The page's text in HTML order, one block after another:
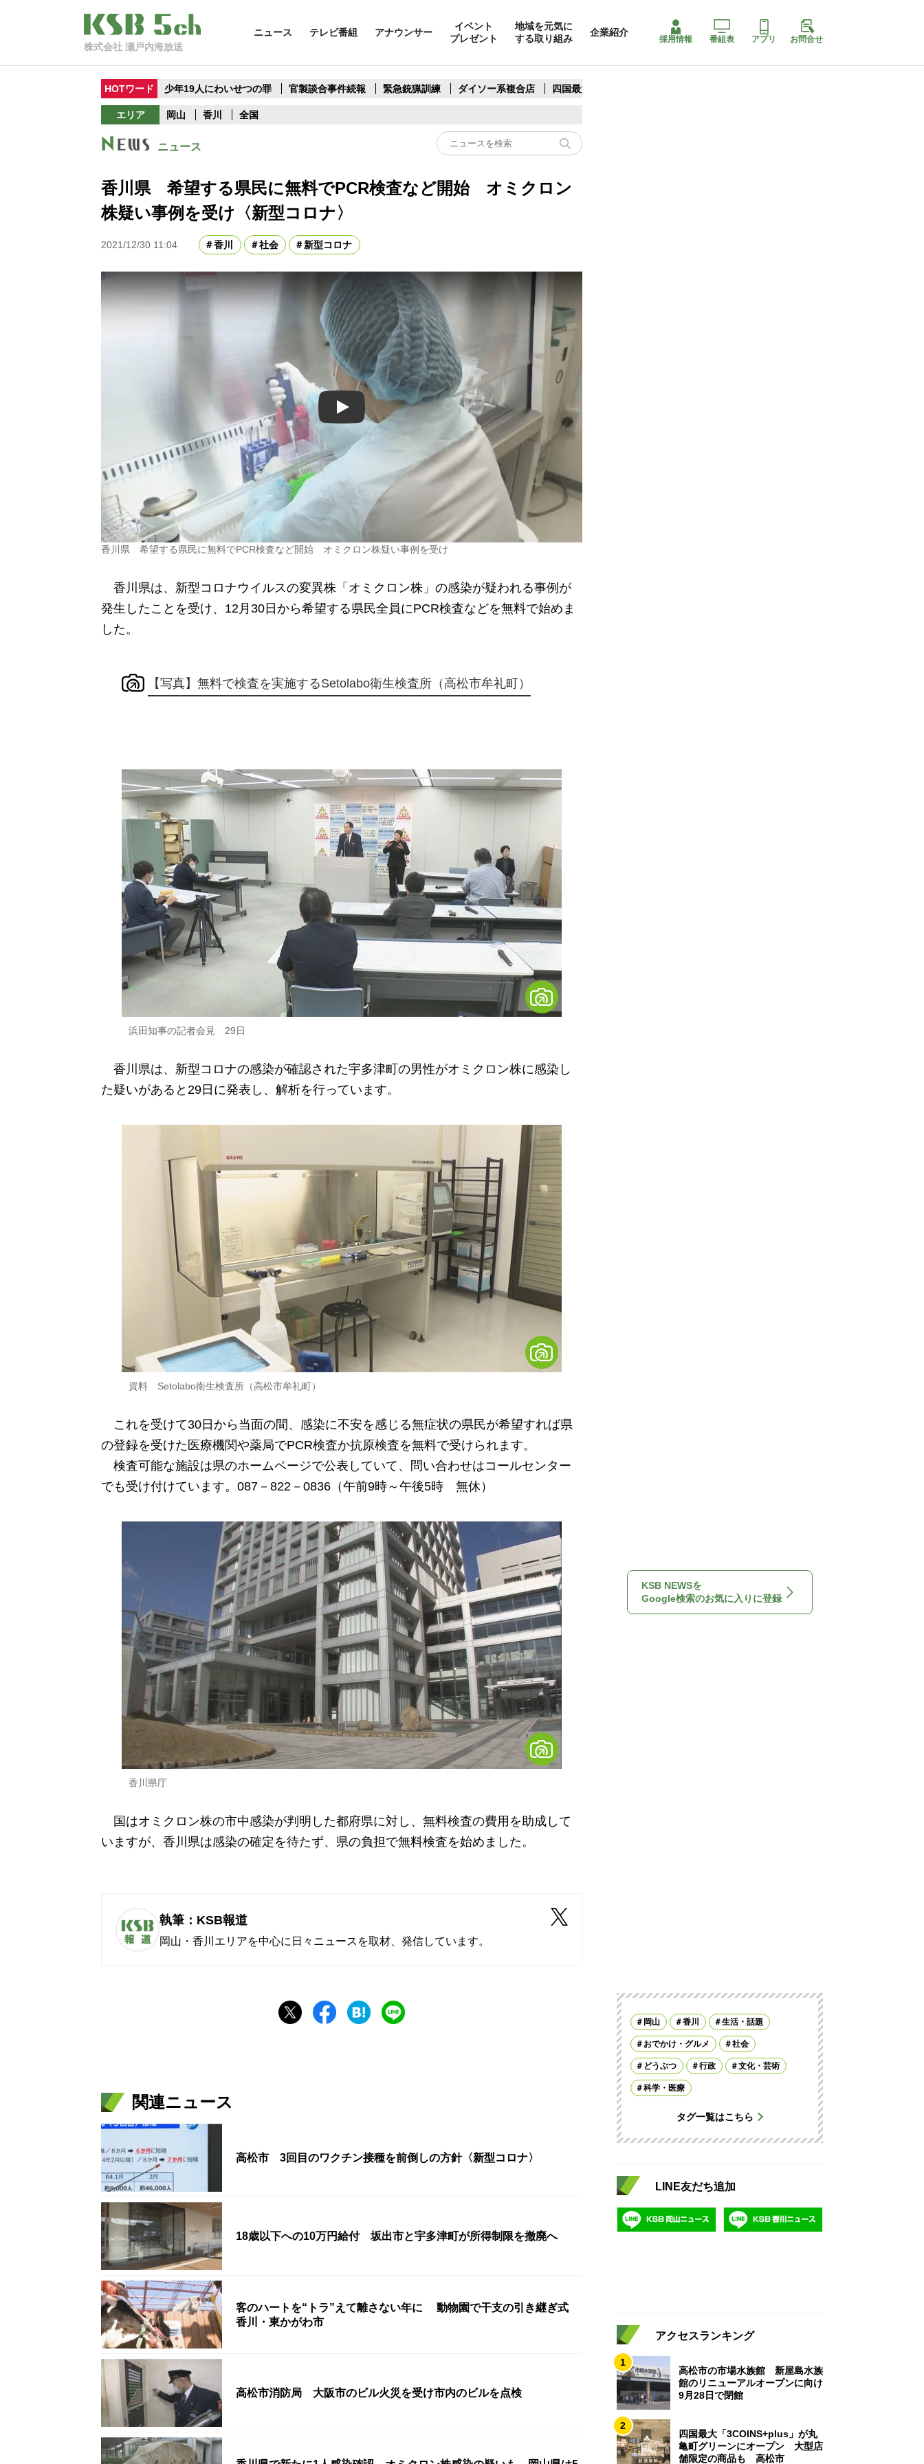
株式会社 瀬戸内海放送
ニュース テレビ番組 アナウンサー
イベント
プレゼント
地域を元気に
する取り組み
企業紹介
採用情報 番組表 アプリ お問合せ
HOTワード 少年19人にわいせつの罪 官製談合事件続報 緊急銃猟訓練 ダイソー系複合店 四国最大スリコ
エリア 岡山 香川 全国
ニュース
香川県 希望する県民に無料でPCR検査など開始 オミクロン
株疑い事例を受け〈新型コロナ〉
2021/12/30 11:04 香川 社会 新型コロナ
Play
香川県 希望する県民に無料でPCR検査など開始 オミクロン株疑い事例を受け
香川県は、新型コロナウイルスの変異株「オミクロン株」の感染が疑われる事例が
発生したことを受け、12月30日から希望する県民全員にPCR検査などを無料で始めま
した。
【写真】無料で検査を実施するSetolabo衛生検査所（高松市牟礼町）
浜田知事の記者会見 29日
香川県は、新型コロナの感染が確認された宇多津町の男性がオミクロン株に感染し
た疑いがあると29日に発表し、解析を行っています。
資料 Setolabo衛生検査所（高松市牟礼町）
これを受けて30日から当面の間、感染に不安を感じる無症状の県民が希望すれば県
の登録を受けた医療機関や薬局でPCR検査か抗原検査を無料で受けられます。
検査可能な施設は県のホームページで公表していて、問い合わせはコールセンター
でも受け付けています。087－822－0836（午前9時～午後5時 無休）
香川県庁
国はオミクロン株の市中感染が判明した都府県に対し、無料検査の費用を助成して
いますが、香川県は感染の確定を待たず、県の負担で無料検査を始めました。
執筆：KSB報道
岡山・香川エリアを中心に日々ニュースを取材、発信しています。
関連ニュース
高松市 3回目のワクチン接種を前倒しの方針〈新型コロナ〉
18歳以下への10万円給付 坂出市と宇多津町が所得制限を撤廃へ
客のハートを“トラ”えて離さない年に 動物園で干支の引き継ぎ式
香川・東かがわ市
高松市消防局 大阪市のビル火災を受け市内のビルを点検
KSB NEWSを
Google検索のお気に入りに登録
岡山 香川 生活・話題
おでかけ・グルメ 社会
どうぶつ 行政 文化・芸術
科学・医療
タグ一覧はこちら
LINE友だち追加
アクセスランキング
1
高松市の市場水族館 新屋島水族
館のリニューアルオープンに向け
9月28日で閉館
2
四国最大「3COINS+plus」が丸
亀町グリーンにオープン 大型店
舗限定の商品も 高松市